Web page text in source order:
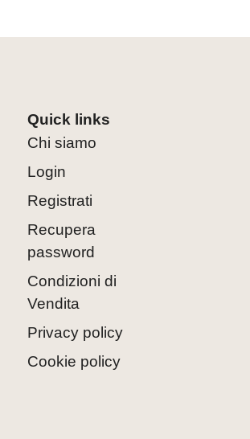
Quick links
Chi siamo
Login
Registrati
Recupera
password
Condizioni di
Vendita
Privacy policy
Cookie policy